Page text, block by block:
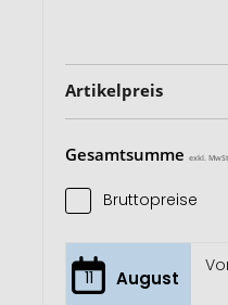
Artikelpreis
Gesamtsumme exkl.
Bruttopreise
11 August